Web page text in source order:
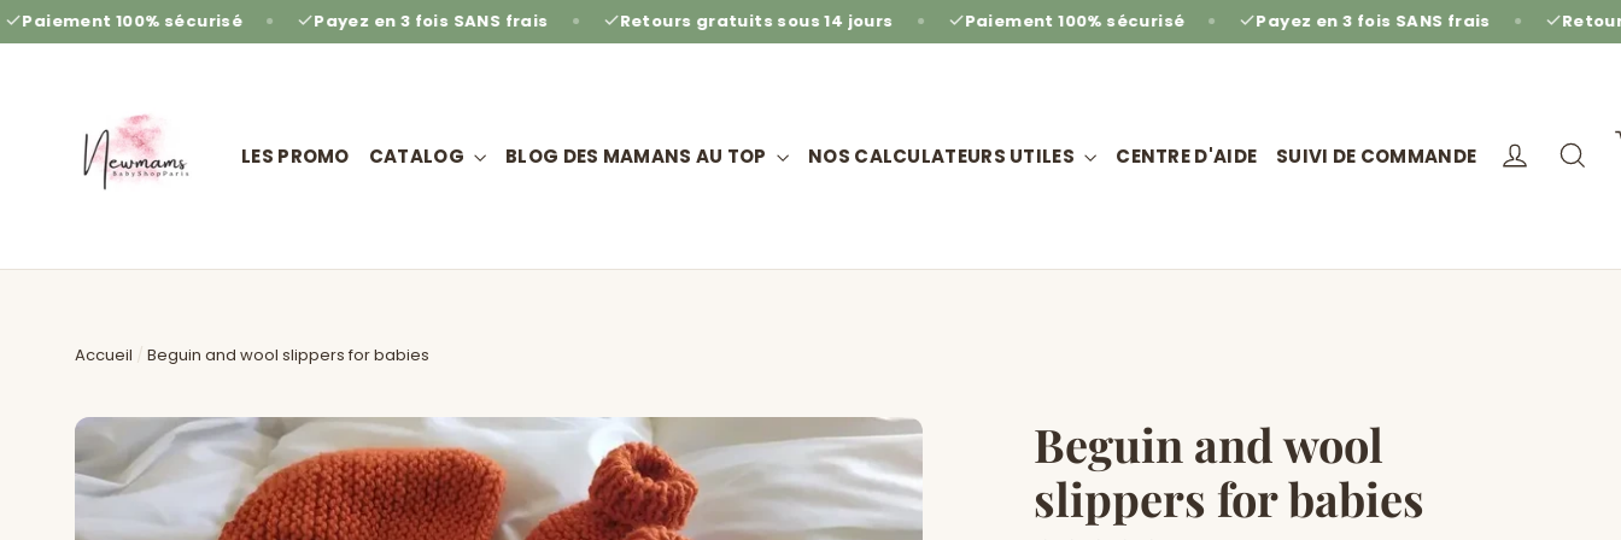
Passer
au
100% sécurisé Payez en 3 fois SANS frais Retours gratuits sous 14 jours Paiement 100% sécurisé Payez en 3 fois SANS frais Retours gratuits
LES PROMO CATALOG BLOG DES MAMANS AU TOP NOS CALCULATEURS UTILES CENTRE D'AIDE SUIVI DE COMMANDE Se
Accueil / Beguin and wool slippers for babies
Beguin and wool
slippers for babies